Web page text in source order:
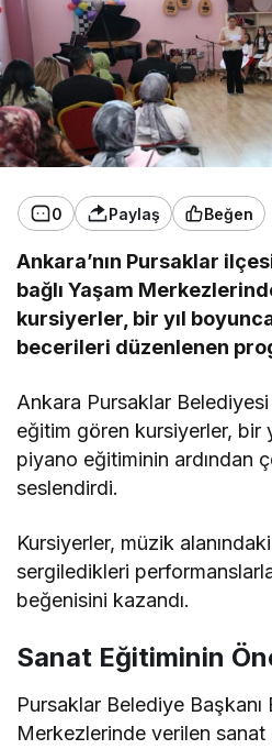
0 Paylaş Beğen
Ankara’nın Pursaklar
bağlı Yaşam
kursiyerler, bir yıl
becerileri düzenlenen
Ankara Pursaklar
eğitim gören kursiyerler, bir
piyano eğitiminin ardından
seslendirdi.
Kursiyerler, müzik
sergiledikleri
beğenisini kazandı.
Sanat Eğitiminin
Pursaklar Belediye
Merkezlerinde verilen sanat